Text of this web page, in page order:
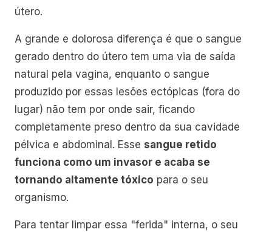
útero.
A grande e dolorosa diferença é que o sangue
gerado dentro do útero tem uma via de saída
natural pela vagina, enquanto o sangue
produzido por essas lesões ectópicas (fora do
lugar) não tem por onde sair, ficando
completamente preso dentro da sua cavidade
pélvica e abdominal. Esse sangue retido
funciona como um invasor e acaba se
tornando altamente tóxico para o seu
organismo.
Para tentar limpar essa "ferida" interna, o seu